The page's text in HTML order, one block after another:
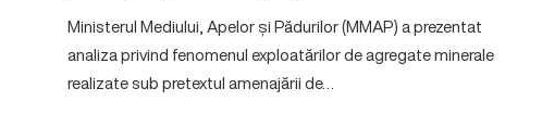
Ministerul Mediului, Apelor și Pădurilor (MMAP) a prezentat
analiza privind fenomenul exploatărilor de agregate minerale
realizate sub pretextul amenajării de…